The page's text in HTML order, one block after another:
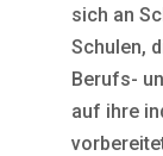
sich an
Schulen,
Berufs-
auf ihre